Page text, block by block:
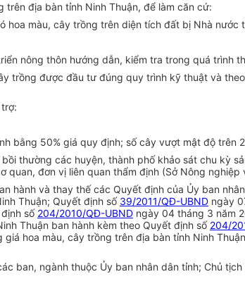
trên địa bàn tỉnh Ninh Thuận, để làm căn cứ:
hoa màu, cây trồng trên diện tích đất bị Nhà nước
nông thôn hướng dẫn, kiểm tra trong quá trình
trồng được đầu tư đúng quy trình kỹ thuật và
bằng 50% giá quy định; số cây vượt mật độ trên
thường các huyện, thành phố khảo sát chu kỳ
quan, đơn vị liên quan thẩm định (Sở Nông
hành và thay thế các Quyết định của Ủy ban
Thuận; Quyết định số 39/2011/QĐ-UBND ngày
số 204/2010/QĐ-UBND ngày 04 tháng 3 năm
Thuận ban hành kèm theo Quyết định số 204/
hoa màu, cây trồng trên địa bàn tỉnh Ninh
ban, ngành thuộc Ủy ban nhân dân tỉnh; Chủ